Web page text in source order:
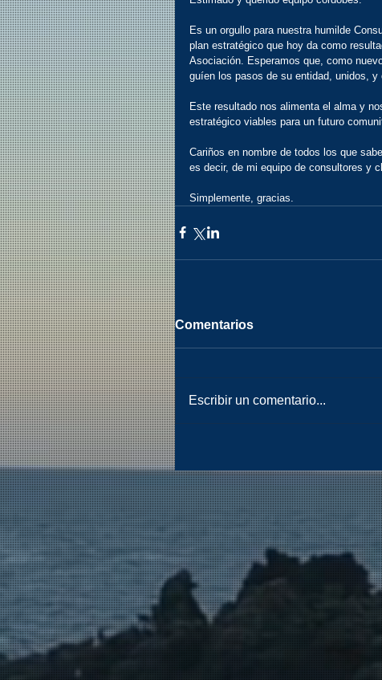
Es un orgullo para nuestra humilde
plan estratégico que hoy da como
Asociación. Esperamos que, como
guíen los pasos de su entidad, unidos, y
Este resultado nos alimenta el alma y
estratégico viables para un futuro
Cariños en nombre de todos los que
es decir, de mi equipo de consultores y
Simplemente, gracias.
Comentarios
Escribir un comentario...